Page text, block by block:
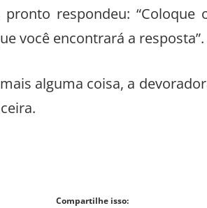
respondeu: “Coloque
você encontrará a resposta”.
alguma coisa, a
Compartilhe isso: